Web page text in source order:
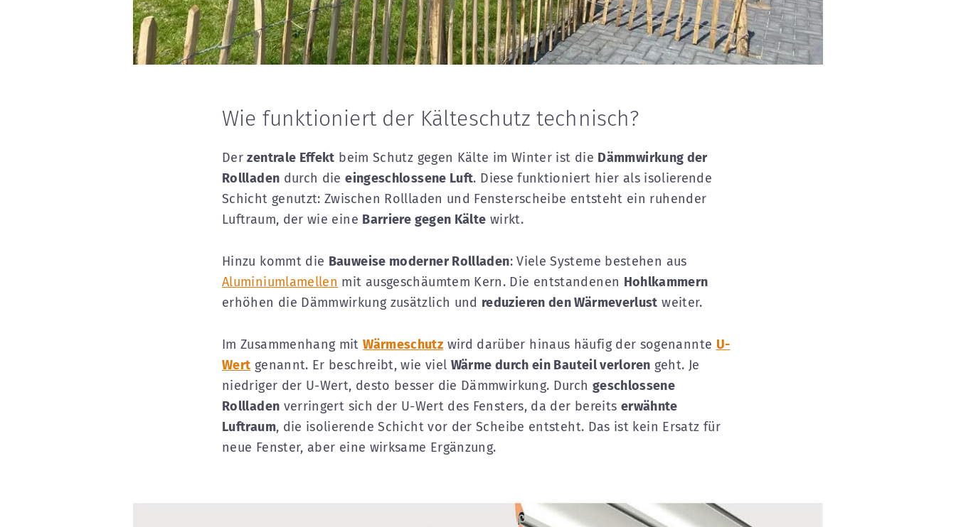
Wie funktioniert der Kälteschutz technisch?
Derzentrale Effekt beim Schutz gegen Kälte im Winter ist die Dämmwirkung der
Rollladen durch dieeingeschlossene Luft. Diese funktioniert hier als isolierende
Schicht genutzt: Zwischen Rollladen und Fensterscheibe entsteht ein ruhender
Luftraum, der wie eine Barriere gegen Kälte wirkt.
Hinzu kommt die Bauweise moderner Rollladen: Viele Systeme bestehen aus
Aluminiumlamellen mit ausgeschäumtem Kern. Die entstandenen Hohlkammern
erhöhen die Dämmwirkung zusätzlich und reduzieren den Wärmeverlust weiter.
Im Zusammenhang mitWärmeschutz wird darüber hinaus häufig der sogenannte U-
Wert genannt. Er beschreibt, wie viel Wärme durch ein Bauteil verloren geht. Je
niedriger der U-Wert, desto besser die Dämmwirkung. Durch geschlossene
Rollladen verringert sich der U-Wert des Fensters, da der bereits erwähnte
Luftraum, die isolierende Schicht vor der Scheibe entsteht. Das ist kein Ersatz für
neue Fenster, aber eine wirksame Ergänzung.